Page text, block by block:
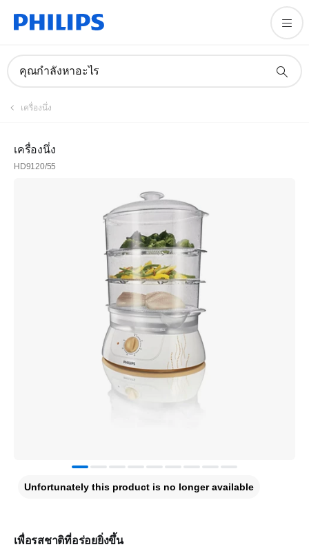
คุณกำลังหาอะไร
เครื่องนึ่ง
เครื่องนึ่ง
HD9120/55
เพื่อรสชาติที่อร่อยยิ่งขึ้น
Unfortunately this product is no longer available